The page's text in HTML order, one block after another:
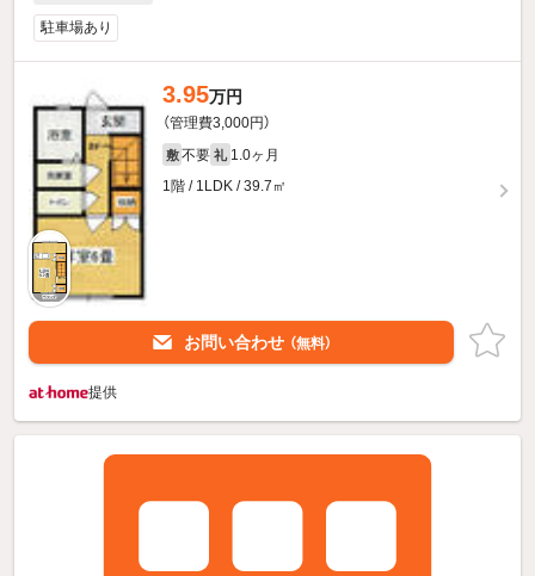
駐車場あり
3.95万円
（管理費3,000円）
敷 不要 礼 1.0ヶ月
1階 / 1LDK / 39.7㎡
お問い合わせ （無料）
提供